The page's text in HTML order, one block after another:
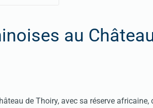
au
de Thoiry, avec sa réserve africaine,